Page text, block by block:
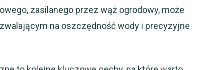
zasilanego przez wąż ogrodowy, może
na oszczędność wody i precyzyjne